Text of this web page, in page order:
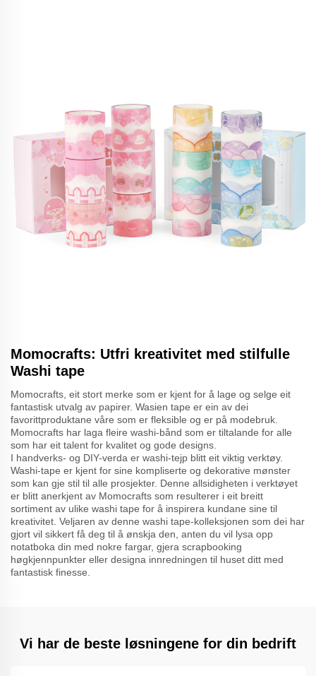
Momocrafts: Utfri kreativitet med stilfulle
Washi tape
Momocrafts, eit stort merke som er kjent for å lage og selge eit
fantastisk utvalg av papirer. Wasien tape er ein av dei
favorittproduktane våre som er fleksible og er på modebruk.
Momocrafts har laga fleire washi-bånd som er tiltalande for alle
som har eit talent for kvalitet og gode designs.
I handverks- og DIY-verda er washi-tejp blitt eit viktig verktøy.
Washi-tape er kjent for sine kompliserte og dekorative mønster
som kan gje stil til alle prosjekter. Denne allsidigheten i verktøyet
er blitt anerkjent av Momocrafts som resulterer i eit breitt
sortiment av ulike washi tape for å inspirera kundane sine til
kreativitet. Veljaren av denne washi tape-kolleksjonen som dei har
gjort vil sikkert få deg til å ønskja den, anten du vil lysa opp
notatboka din med nokre fargar, gjera scrapbooking
høgkjennpunkter eller designa innredningen til huset ditt med
fantastisk finesse.
Vi har de beste løsningene for din bedrift